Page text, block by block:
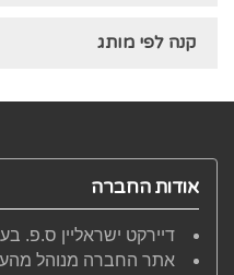
קנה לפי מותג
אודות החברה
דיירקט ישראליין ס.פ.
אתר החברה מנוהל מהעיר